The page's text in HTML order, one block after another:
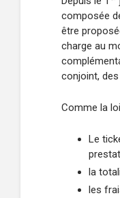
composée
être
charge au
conjoint,
Comme la
Le
la
les